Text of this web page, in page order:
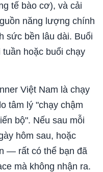
tế bào cơ), và cải
năng lượng chính
sức bền lâu dài. Buổi
hoặc buổi chạy
Việt Nam là chạy
tâm lý "chạy chậm
bộ". Nếu sau mỗi
hôm sau, hoặc
— rất có thể bạn đã
mà không nhận ra.